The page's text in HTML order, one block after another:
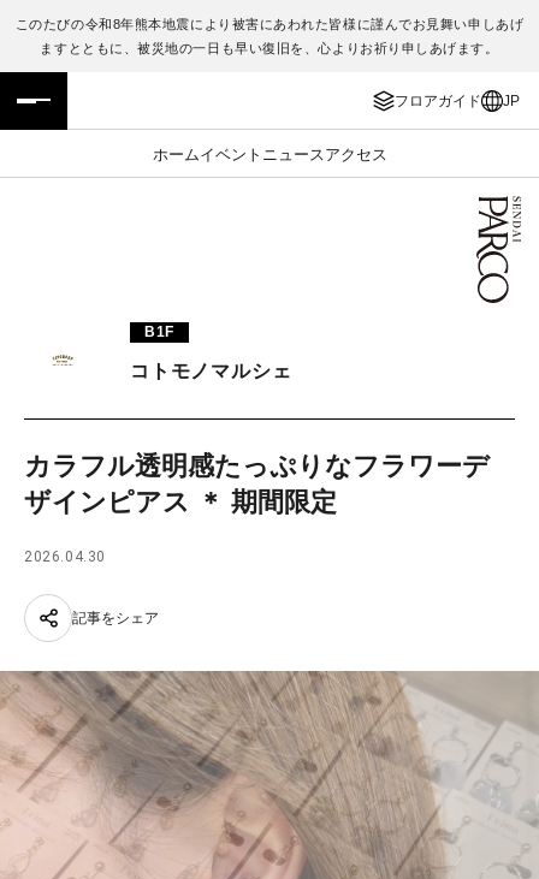
このたびの令和8年熊本地震により被害にあわれた皆様に謹んでお見舞い申しあげ
ますとともに、被災地の一日も早い復旧を、心よりお祈り申しあげます。
フロアガイド JP
ホームイベント ニュース アクセス
フロアガイド
施設案内・アクセス
TAX FREE
JP
ENGLISH
繁体字
日本語
B1F
コトモノマルシェ
カラフル透明感たっぷりなフラワーデ
ザインピアス ＊ 期間限定
2026.04.30
記事をシェア